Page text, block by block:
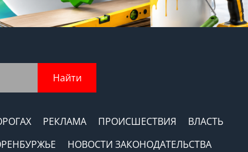
Найти
РЕКЛАМА ПРОИСШЕСТВИЯ
ВЛАСТЬ
НОВОСТИ ЗАКОНОДАТЕЛЬСТВА